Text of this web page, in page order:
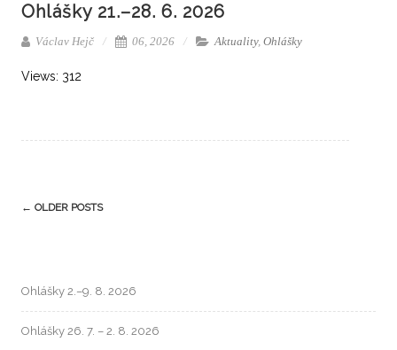
Ohlášky 21.–28. 6. 2026
Václav Hejč 06, 2026 Aktuality, Ohlášky
Views: 312
← OLDER POSTS
Ohlášky 2.–9. 8. 2026
Ohlášky 26. 7. – 2. 8. 2026